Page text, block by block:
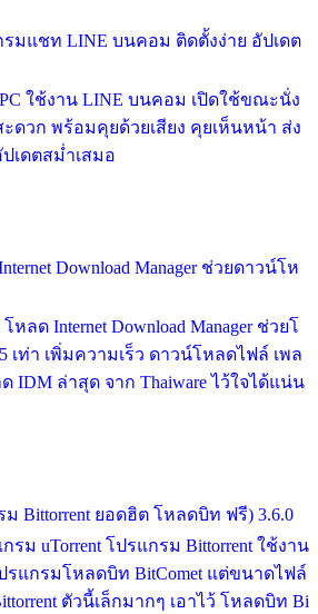
รมแชท LINE บนคอม ติดตั้งง่าย อัปเดต
ใช้งาน LINE บนคอม เปิดใช้ขณะนั่ง
ดวก พร้อมคุยด้วยเสียง คุยเห็นหน้า ส่ง
เดตสม่ำเสมอ
Download Manager ช่วยดาวน์โห
ลด Internet Download Manager ช่วยโ
เท่า เพิ่มความเร็ว ดาวน์โหลดไฟล์ เพล
IDM ล่าสุด จาก Thaiware ไว้ใจได้แน่น
ม Bittorrent ยอดฮิต โหลดบิท ฟรี) 3.6.0
ม uTorrent โปรแกรม Bittorrent ใช้งาน
รแกรมโหลดบิท BitComet แต่ขนาดไฟล์
ตัวนี้เล็กมากๆ เอาไว้ โหลดบิท Bi